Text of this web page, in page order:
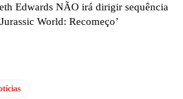
Edwards NÃO irá dirigir sequência
World: Recomeço’